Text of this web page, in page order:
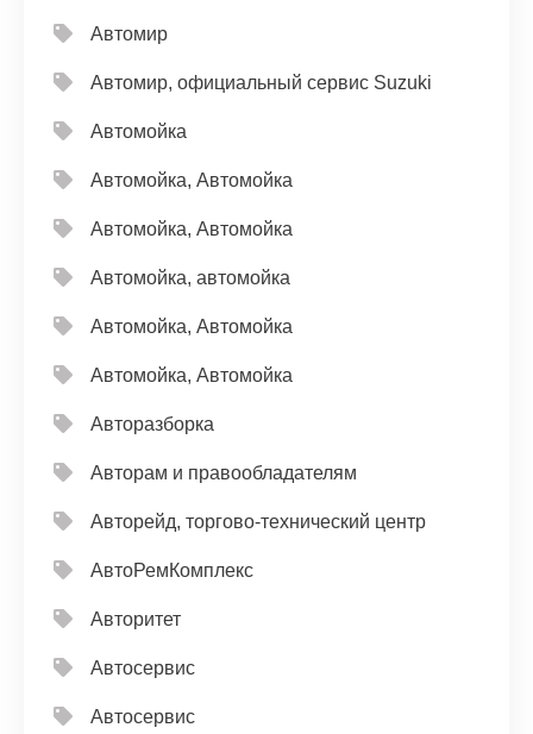
Автомир
Автомир, официальный сервис Suzuki
Автомойка
Автомойка, Автомойка
Автомойка, Автомойка
Автомойка, автомойка
Автомойка, Автомойка
Автомойка, Автомойка
Авторазборка
Авторам и правообладателям
Авторейд, торгово-технический центр
АвтоРемКомплекс
Авторитет
Автосервис
Автосервис